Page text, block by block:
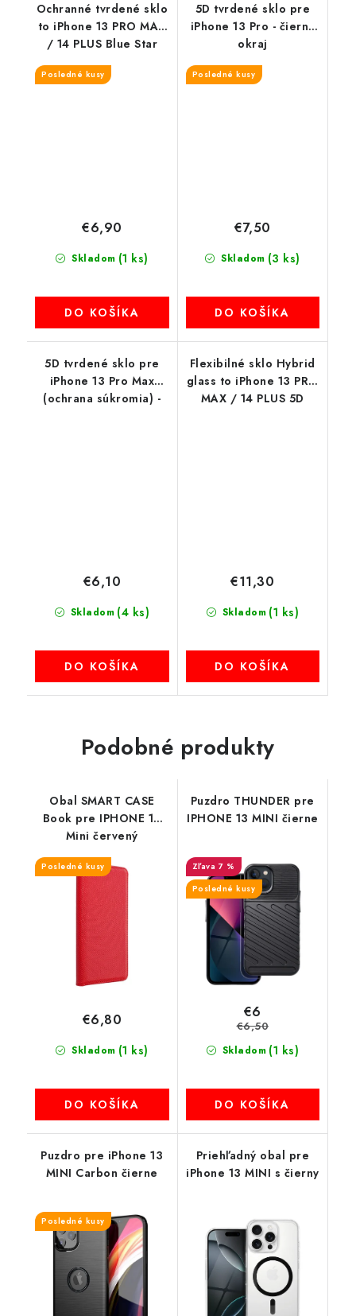
Ochranné tvrdené sklo
to iPhone 13 PRO MAX
/ 14 PLUS Blue Star
Posledné kusy
Skladom (1 ks)
€6,90
DO KOŠÍKA
5D tvrdené sklo pre
iPhone 13 Pro - čierny
okraj
Posledné kusy
Skladom (3 ks)
€7,50
DO KOŠÍKA
5D tvrdené sklo pre
iPhone 13 Pro Max
(ochrana súkromia) -
Skladom (4 ks)
€6,10
DO KOŠÍKA
Flexibilné sklo Hybrid
glass to iPhone 13 PRO
MAX / 14 PLUS 5D
Skladom (1 ks)
€11,30
DO KOŠÍKA
Podobné produkty
Obal SMART CASE
Book pre IPHONE 13
Mini červený
Posledné kusy
Skladom (1 ks)
€6,80
DO KOŠÍKA
Puzdro THUNDER pre
IPHONE 13 MINI čierne
7 %
Posledné kusy
Skladom (1 ks)
€6
€6,50
DO KOŠÍKA
Puzdro pre iPhone 13
MINI Carbon čierne
Posledné kusy
Priehľadný obal pre
iPhone 13 MINI s čierny